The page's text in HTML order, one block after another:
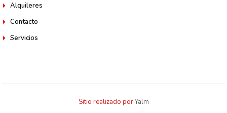
Alquileres
Contacto
Servicios
Sitio realizado porYalm